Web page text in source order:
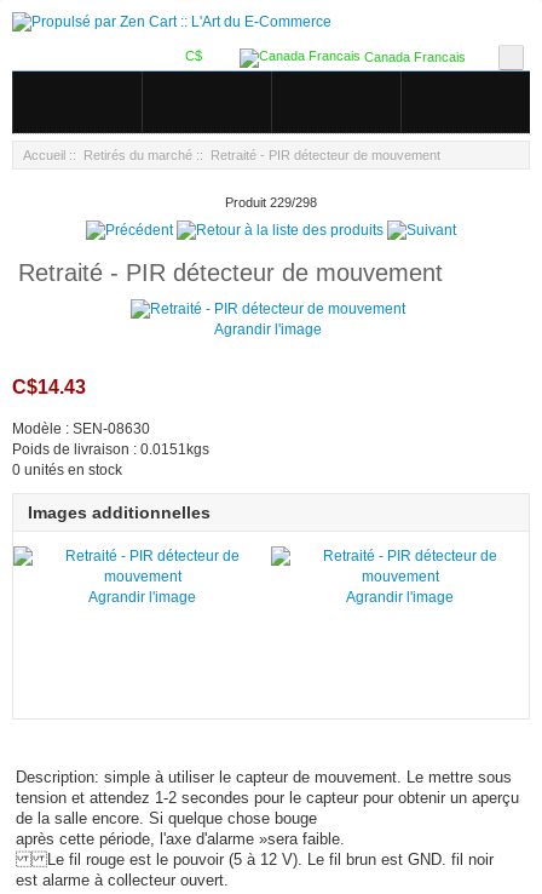
Canada Francais
C$
Accueil :: Retirés du marché :: Retraité - PIR détecteur de mouvement
Produit 229/298
Retraité - PIR détecteur de mouvement
Agrandir l'image
C$14.43
Modèle : SEN-08630
Poids de livraison : 0.0151kgs
0 unités en stock
Images additionnelles
Agrandir l'image Agrandir l'image
Description: simple à utiliser le capteur de mouvement. Le mettre sous
tension et attendez 1-2 secondes pour le capteur pour obtenir un aperçu
de la salle encore. Si quelque chose bouge
après cette période, l'axe d'alarme »sera faible.
Le fil rouge est le pouvoir (5 à 12 V). Le fil brun est GND. fil noir
est alarme à collecteur ouvert.